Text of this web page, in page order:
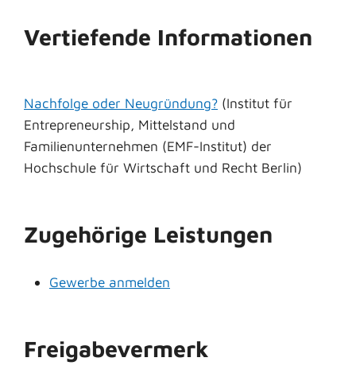
Vertiefende Informationen
Nachfolge oder Neugründung? (Institut für
Entrepreneurship, Mittelstand und
Familienunternehmen (EMF-Institut) der
Hochschule für Wirtschaft und Recht Berlin)
Zugehörige Leistungen
Gewerbe anmelden
Freigabevermerk